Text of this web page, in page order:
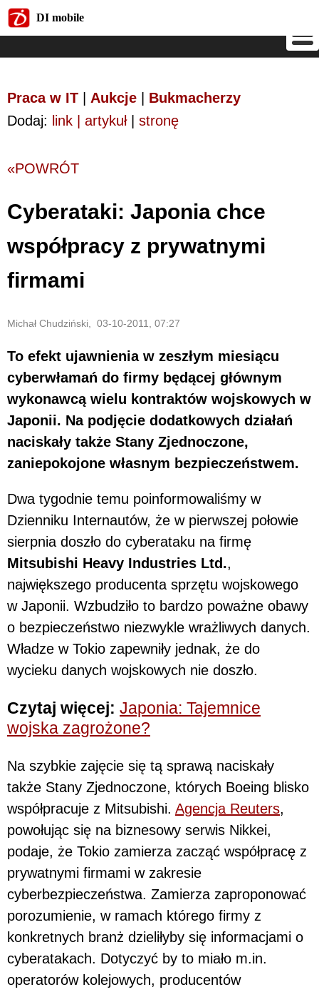
DI mobile
Praca w IT Aukcje
Bukmacherzy
Dodaj: link | artykuł| stronę
«POWRÓT
Cyberataki: Japonia chce
współpracy z prywatnymi
firmami
Michał Chudziński, 03-10-2011, 07:27
To efekt ujawnienia w zeszłym miesiącu
cyberwłamań do firmy będącej głównym
wykonawcą wielu kontraktów wojskowych w
Japonii. Na podjęcie dodatkowych działań
naciskały także Stany Zjednoczone,
zaniepokojone własnym bezpieczeństwem.
Dwa tygodnie temu poinformowaliśmy w
Dzienniku Internautów, że w pierwszej połowie
sierpnia doszło do cyberataku na firmę
Mitsubishi Heavy Industries Ltd.,
największego producenta sprzętu wojskowego
w Japonii. Wzbudziło to bardzo poważne obawy
o bezpieczeństwo niezwykle wrażliwych danych.
Władze w Tokio zapewniły jednak, że do
wycieku danych wojskowych nie doszło.
Czytaj więcej: Japonia: Tajemnice
wojska zagrożone?
Na szybkie zajęcie się tą sprawą naciskały
także Stany Zjednoczone, których Boeing blisko
współpracuje z Mitsubishi. Agencja Reuters,
powołując się na biznesowy serwis Nikkei,
podaje, że Tokio zamierza zacząć współpracę z
prywatnymi firmami w zakresie
cyberbezpieczeństwa. Zamierza zaproponować
porozumienie, w ramach którego firmy z
konkretnych branż dzieliłyby się informacjami o
cyberatakach. Dotyczyć by to miało m.in.
operatorów kolejowych, producentów
DI mobile